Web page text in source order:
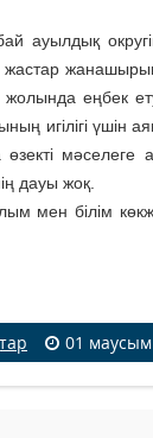
ауылдық
жолында еңбек
игілігі үшін
өзекті
дауы жоқ.
білім
01